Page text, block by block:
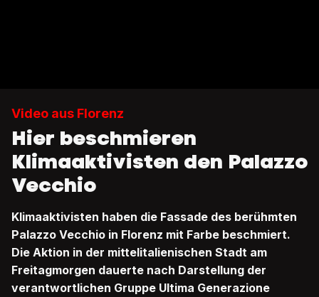
Video aus Florenz
Hier beschmieren
Klimaaktivisten den Palazzo
Vecchio
Klimaaktivisten haben die Fassade des berühmten
Palazzo Vecchio in Florenz mit Farbe beschmiert.
Die Aktion in der mittelitalienischen Stadt am
Freitagmorgen dauerte nach Darstellung der
verantwortlichen Gruppe Ultima Generazione